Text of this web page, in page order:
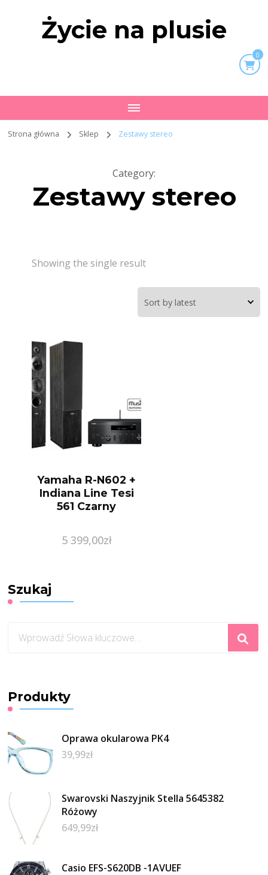
Życie na plusie
0
Strona główna Sklep Zestawy stereo
Category:
Zestawy stereo
Showing the single result
Yamaha R-N602 +
Indiana Line Tesi
561 Czarny
5 399,00zł
Szukaj
czegoś?
Produkty
Oprawa okularowa PK4
39,99zł
Swarovski Naszyjnik Stella 5645382
Różowy
649,99zł
Casio EFS-S620DB -1AVUEF